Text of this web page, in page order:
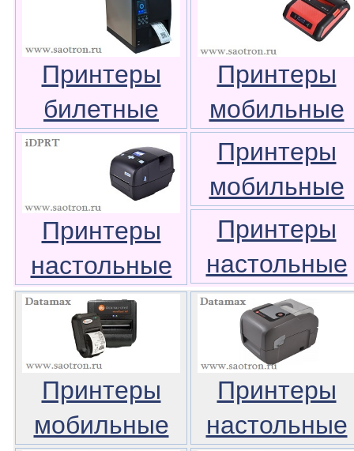
Принтеры
билетные
Принтеры
мобильные
Принтеры
настольные
Принтеры
мобильные
Принтеры
настольные
Принтеры
мобильные
Принтеры
настольные